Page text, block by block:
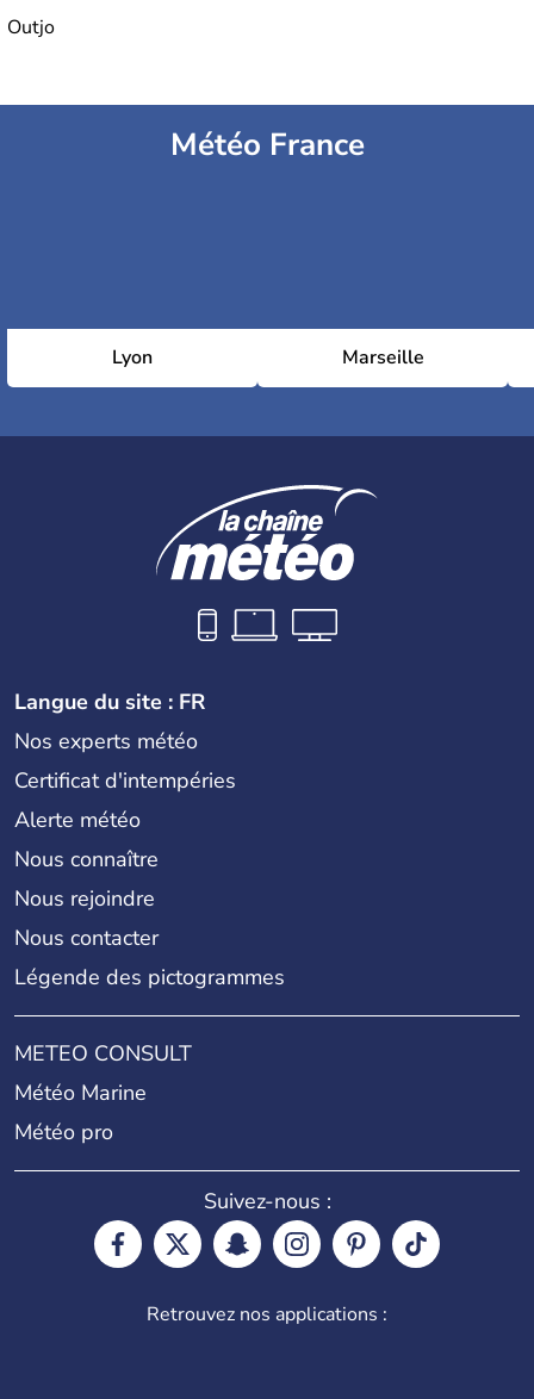
Outjo
Météo France
Lyon Marseille
Langue du site : FR
Nos experts météo
Certificat d'intempéries
Alerte météo
Nous connaître
Nous rejoindre
Nous contacter
Légende des pictogrammes
METEO CONSULT
Météo Marine
Météo pro
Suivez-nous :
Retrouvez nos applications :